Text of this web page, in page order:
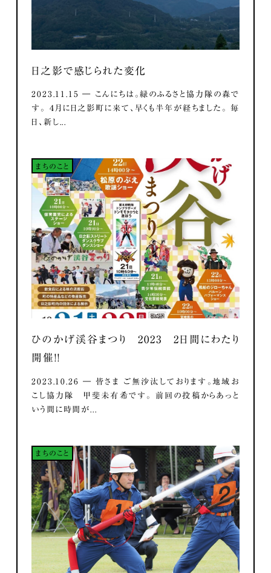
日之影で感じられた変化
2023.11.15 ― こんにちは。緑のふるさと協力隊の森で
す。 ４月に日之影町に来て、早くも半年が経ちました。 毎
日、新し...
まちのこと
ひのかげ渓谷まつり 2023 2日間にわたり
開催！！
2023.10.26 ― 皆さま ご無沙汰しております。地域お
こし協力隊 甲斐未有希です。 前回の投稿からあっと
いう間に時間が...
まちのこと